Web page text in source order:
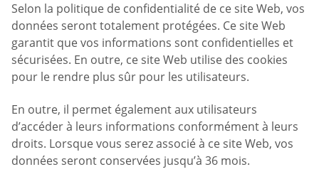
Selon la politique de confidentialité de ce site Web, vos
données seront totalement protégées. Ce site Web
garantit que vos informations sont confidentielles et
sécurisées. En outre, ce site Web utilise des cookies
pour le rendre plus sûr pour les utilisateurs.
En outre, il permet également aux utilisateurs
d’accéder à leurs informations conformément à leurs
droits. Lorsque vous serez associé à ce site Web, vos
données seront conservées jusqu’à 36 mois.